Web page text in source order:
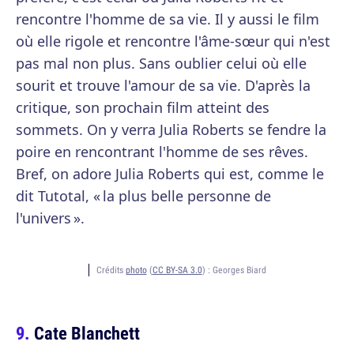
rencontre l'homme de sa vie. Il y aussi le film
où elle rigole et rencontre l'âme-sœur qui n'est
pas mal non plus. Sans oublier celui où elle
sourit et trouve l'amour de sa vie. D'après la
critique, son prochain film atteint des
sommets. On y verra Julia Roberts se fendre la
poire en rencontrant l'homme de ses rêves.
Bref, on adore Julia Roberts qui est, comme le
dit Tutotal, « la plus belle personne de
l'univers ».
Crédits photo(CC BY-SA 3.0) : Georges Biard
Cate Blanchett